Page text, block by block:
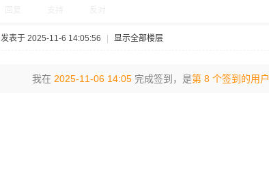
发表于 2025-11-6 14:05:56 显示全部楼层
我在 2025-11-06 14:05 完成签到，是第 8 个签到的用户